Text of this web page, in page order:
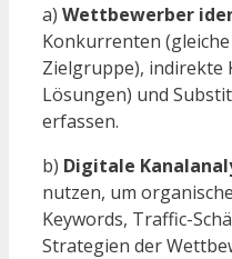
a) Wettbewerber
Konkurrenten
Zielgruppe),
Lösungen) und
erfassen.
b) Digitale
nutzen, um
Keywords, Traffic-
Strategien der